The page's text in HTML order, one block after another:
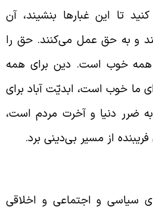
تا این غبارها بنشیند، آن
و به حق عمل می‌کنند. حق را
خوب است. دین برای همه
خوب است، ابدیّت آباد برای
دنیا و آخرت مردم است،
از مسیر بی‌دینی برد.
سیاسی و اجتماعی و اخلاقی